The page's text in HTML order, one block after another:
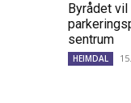
Byrådet
sentrum
HEIMDAL